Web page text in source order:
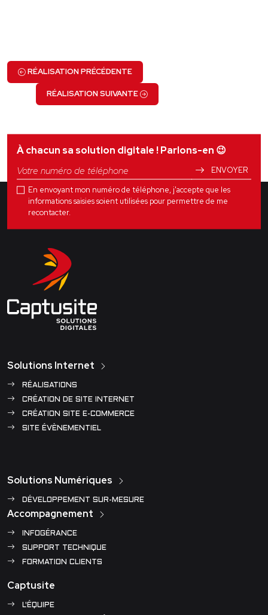
RÉALISATION PRÉCÉDENTE
RÉALISATION SUIVANTE
À chacun sa solution digitale ! Parlons-en 😉
ENVOYER
En envoyant mon numéro de téléphone, j'accepte que les
informations saisies soient utilisées pour permettre de me
recontacter.
Solutions Internet
RÉALISATIONS
CRÉATION DE SITE INTERNET
CRÉATION SITE E-COMMERCE
SITE ÉVÈNEMENTIEL
Solutions Numériques
DÉVELOPPEMENT SUR-MESURE
Accompagnement
INFOGÉRANCE
SUPPORT TECHNIQUE
FORMATION CLIENTS
Captusite
L'ÉQUIPE